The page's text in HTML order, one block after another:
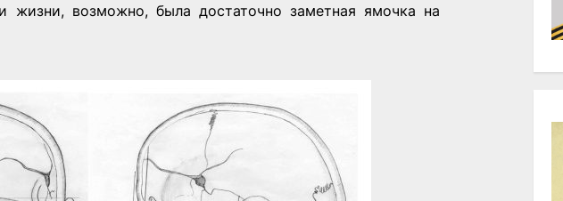
жизни, возможно, была достаточно заметная ямочка на